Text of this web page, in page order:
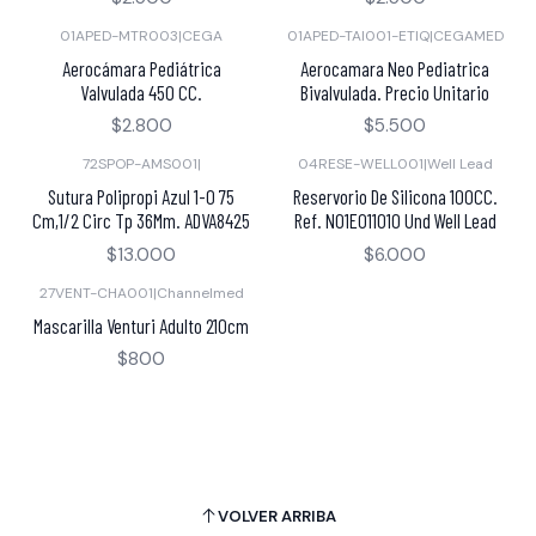
01APED-MTR003|CEGA
Aerocámara Pediátrica
Valvulada 450 CC.
$2.800
01APED-TAI001-ETIQ|CEGAMED
Aerocamara Neo Pediatrica
Bivalvulada. Precio Unitario
$5.500
72SPOP-AMS001|
Sutura Polipropi Azul 1-0 75
Cm,1/2 Circ Tp 36Mm. ADVA8425
$13.000
04RESE-WELL001|Well Lead
Reservorio De Silicona 100CC.
Ref. N01E011010 Und Well Lead
$6.000
27VENT-CHA001|Channelmed
Mascarilla Venturi Adulto 210cm
$800
VOLVER ARRIBA